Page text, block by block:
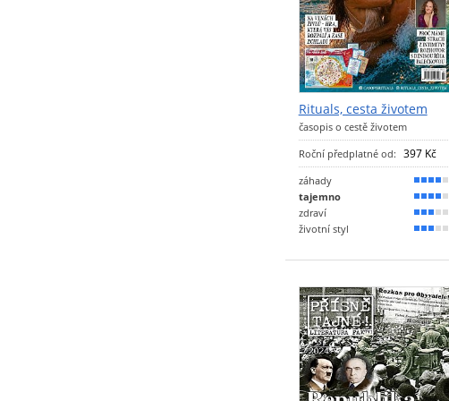
Rituals, cesta životem
časopis o cestě životem
Roční předplatné od: 397 Kč
záhady
80 %
tajemno
70 %
zdraví
60 %
životní styl
50 %